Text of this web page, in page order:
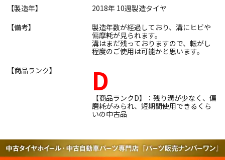
【製造年】
2018年 10週製造タイヤ
【備考】
製造年数が経過しており、溝にヒビや
偏摩耗が見られます。
溝はまだ残っておりますので、転がし
程度のご使用は可能かと思います。
【商品ランク】
D
【商品ランクD】：残り溝が少なく、偏
磨耗がみられ、短期間使用できるくら
いの中古品